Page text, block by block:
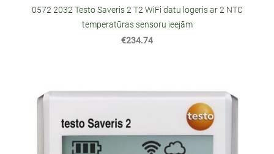
0572 2032 Testo Saveris 2 T2 WiFi datu logeris ar 2 NTC
temperatūras sensoru ieejām
€234.74